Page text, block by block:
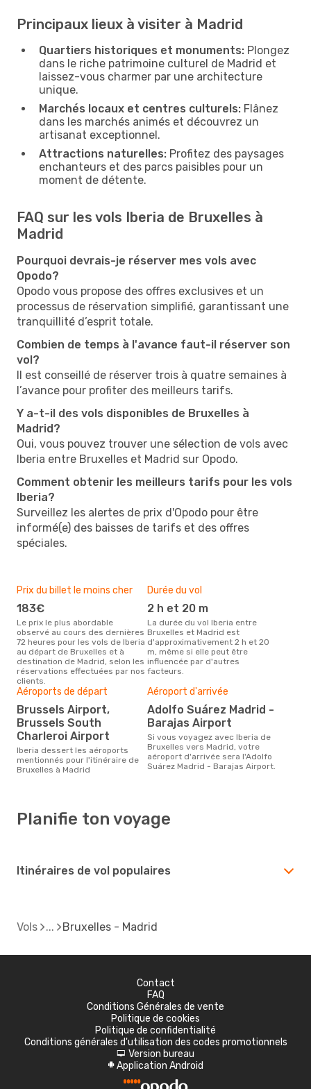
Principaux lieux à visiter à Madrid
Quartiers historiques et monuments: Plongez
dans le riche patrimoine culturel de Madrid et
laissez-vous charmer par une architecture
unique.
Marchés locaux et centres culturels: Flânez
dans les marchés animés et découvrez un
artisanat exceptionnel.
Attractions naturelles: Profitez des paysages
enchanteurs et des parcs paisibles pour un
moment de détente.
FAQ sur les vols Iberia de Bruxelles à
Madrid
Pourquoi devrais-je réserver mes vols avec
Opodo?
Opodo vous propose des offres exclusives et un
processus de réservation simplifié, garantissant une
tranquillité d’esprit totale.
Combien de temps à l'avance faut-il réserver son
vol?
Il est conseillé de réserver trois à quatre semaines à
l’avance pour profiter des meilleurs tarifs.
Y a-t-il des vols disponibles de Bruxelles à
Madrid?
Oui, vous pouvez trouver une sélection de vols avec
Iberia entre Bruxelles et Madrid sur Opodo.
Comment obtenir les meilleurs tarifs pour les vols
Iberia?
Surveillez les alertes de prix d'Opodo pour être
informé(e) des baisses de tarifs et des offres
spéciales.
Prix du billet le moins cher
183€
Le prix le plus abordable
observé au cours des dernières
72 heures pour les vols de Iberia
au départ de Bruxelles et à
destination de Madrid, selon les
réservations effectuées par nos
clients.
Durée du vol
2 h et 20 m
La durée du vol Iberia entre
Bruxelles et Madrid est
d'approximativement 2 h et 20
m, même si elle peut être
influencée par d'autres
facteurs.
Aéroports de départ
Brussels Airport,
Brussels South
Charleroi Airport
Iberia dessert les aéroports
mentionnés pour l'itinéraire de
Bruxelles à Madrid
Aéroport d'arrivée
Adolfo Suárez Madrid -
Barajas Airport
Si vous voyagez avec Iberia de
Bruxelles vers Madrid, votre
aéroport d'arrivée sera l'Adolfo
Suárez Madrid - Barajas Airport.
Planifie ton voyage
Itinéraires de vol populaires
Vols Bruxelles - Madrid
Contact
FAQ
Conditions Générales de vente
Politique de cookies
Politique de confidentialité
Conditions générales d'utilisation des codes promotionnels
d Version bureau
A Application Android